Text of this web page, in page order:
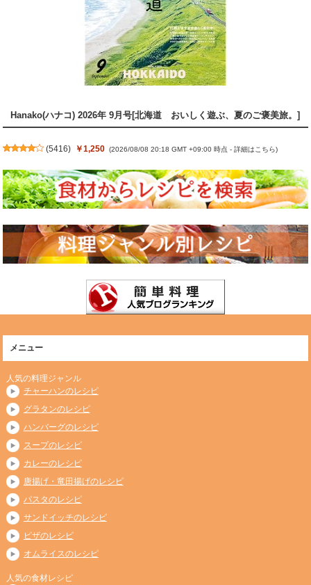
Hanako(ハナコ) 2026年 9月号[北海道 おいしく遊ぶ、夏のご褒美旅。]
(5416) ￥1,250 (2026/08/08 20:18 GMT +09:00 時点 -詳細はこちら)
メニュー
人気の料理ジャンル
チャーハンのレシピ
グラタンのレシピ
ハンバーグのレシピ
スープのレシピ
カレーのレシピ
唐揚げ・竜田揚げのレシピ
パスタのレシピ
サンドイッチのレシピ
ピザのレシピ
オムライスのレシピ
人気の食材レシピ